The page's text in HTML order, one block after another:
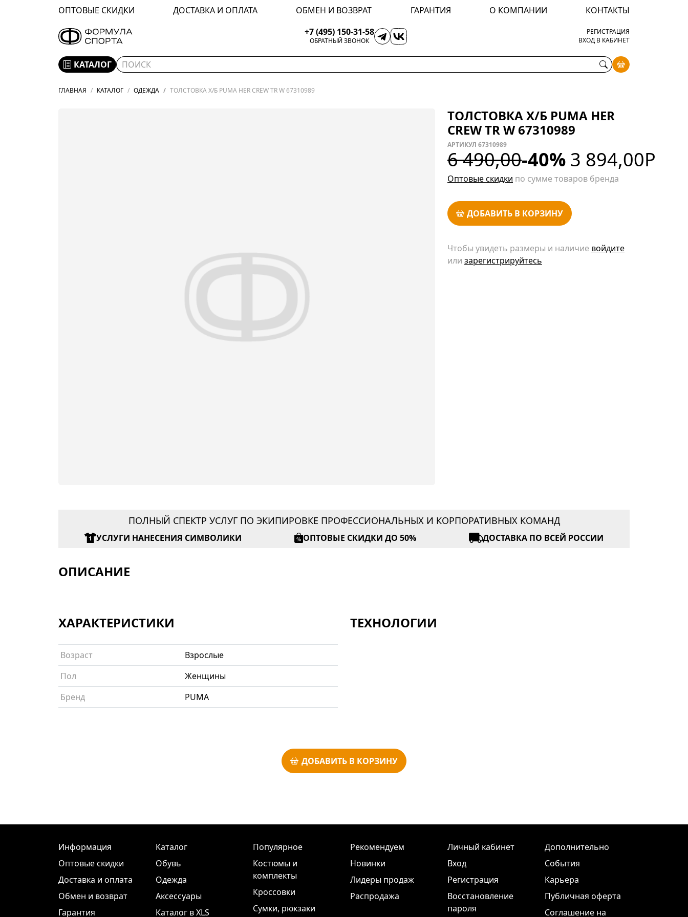
ОПТОВЫЕ СКИДКИ ДОСТАВКА И ОПЛАТА ОБМЕН И ВОЗВРАТ ГАРАНТИЯ О КОМПАНИИ
КОНТАКТЫ
+7 (495) 150-31-58
ОБРАТНЫЙ ЗВОНОК
РЕГИСТРАЦИЯ
ВХОД В КАБИНЕТ
КАТАЛОГ
ГЛАВНАЯ КАТАЛОГ ОДЕЖДА ТОЛСТОВКА Х/Б PUMA HER CREW TR W 67310989
ТОЛСТОВКА Х/Б PUMA HER
CREW TR W 67310989
АРТИКУЛ 67310989
6 490,00-40% 3 894,00Р
Оптовые скидки по сумме товаров бренда
ДОБАВИТЬ В КОРЗИНУ
Чтобы увидеть размеры и наличие войдите
или зарегистрируйтесь
ПОЛНЫЙ СПЕКТР УСЛУГ ПО ЭКИПИРОВКЕ ПРОФЕССИОНАЛЬНЫХ И КОРПОРАТИВНЫХ КОМАНД
УСЛУГИ НАНЕСЕНИЯ СИМВОЛИКИ ОПТОВЫЕ СКИДКИ ДО 50% ДОСТАВКА ПО ВСЕЙ РОССИИ
ОПИСАНИЕ
ХАРАКТЕРИСТИКИ
Возраст
Взрослые
Пол
Женщины
Бренд
PUMA
ТЕХНОЛОГИИ
ДОБАВИТЬ В КОРЗИНУ
Информация
Оптовые скидки
Доставка и оплата
Обмен и возврат
Гарантия
Каталог
Обувь
Одежда
Аксессуары
Каталог в XLS
Популярное
Костюмы и
комплекты
Кроссовки
Сумки, рюкзаки
Рекомендуем
Новинки
Лидеры продаж
Распродажа
Личный кабинет
Вход
Регистрация
Восстановление
пароля
Дополнительно
События
Карьера
Публичная оферта
Соглашение на